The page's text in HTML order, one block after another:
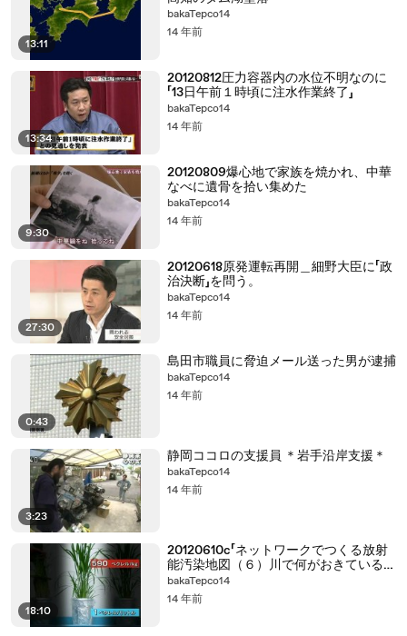
13:11
bakaTepco14
14 年前
13:34
20120812圧力容器内の水位不明なのに
「13日午前１時頃に注水作業終了」
bakaTepco14
14 年前
9:30
20120809爆心地で家族を焼かれ、中華
なべに遺骨を拾い集めた
bakaTepco14
14 年前
27:30
20120618原発運転再開＿細野大臣に「政
治決断」を問う。
bakaTepco14
14 年前
0:43
島田市職員に脅迫メール送った男が逮捕
bakaTepco14
14 年前
3:23
静岡ココロの支援員 ＊岩手沿岸支援＊
bakaTepco14
14 年前
18:10
20120610c「ネットワークでつくる放射
能汚染地図（６）川で何がおきているの
か」
bakaTepco14
14 年前